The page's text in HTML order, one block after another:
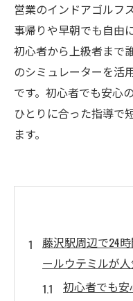
営業のインドアゴルフ
事帰りや早朝でも自由
初心者から上級者まで
のシミュレーターを活
です。初心者でも安心
ひとりに合った指導で
ます。
藤沢駅周辺で24
ールウテミルが
初心者でも